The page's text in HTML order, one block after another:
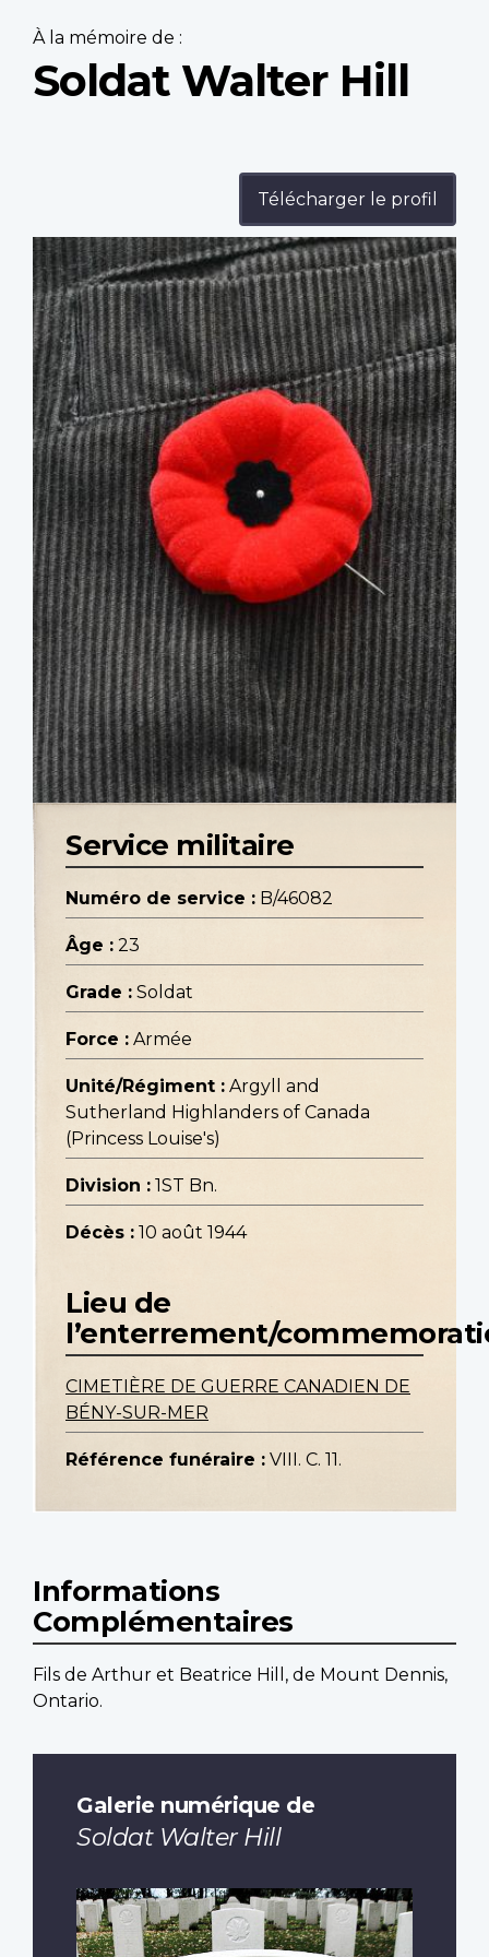
À la mémoire de :
Soldat Walter Hill
Télécharger le profil
Profile
image
Service militaire
Numéro de service : B/46082
Âge : 23
Grade : Soldat
Force : Armée
Unité/Régiment : Argyll and
Sutherland Highlanders of Canada
(Princess Louise's)
Division : 1ST Bn.
Décès : 10 août 1944
Lieu de
l’enterrement/
CIMETIÈRE DE GUERRE CANADIEN DE
BÉNY-SUR-MER
Référence funéraire : VIII. C. 11.
Informations
Complémentaires
Fils de Arthur et Beatrice Hill, de Mount Dennis,
Ontario.
Galerie numérique de
Soldat Walter Hill